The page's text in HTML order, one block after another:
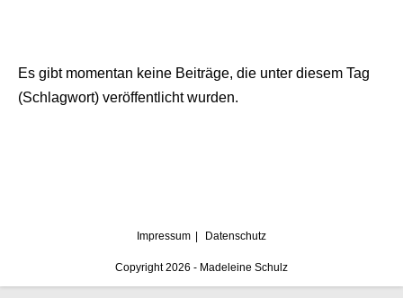
Es gibt momentan keine Beiträge, die unter diesem Tag
(Schlagwort) veröffentlicht wurden.
Impressum Datenschutz
Copyright 2026 - Madeleine Schulz